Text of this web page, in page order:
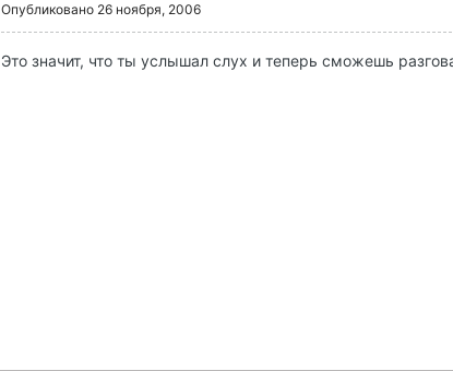
Опубликовано 26 ноября, 2006
Это значит, что ты услышал слух и теперь сможешь